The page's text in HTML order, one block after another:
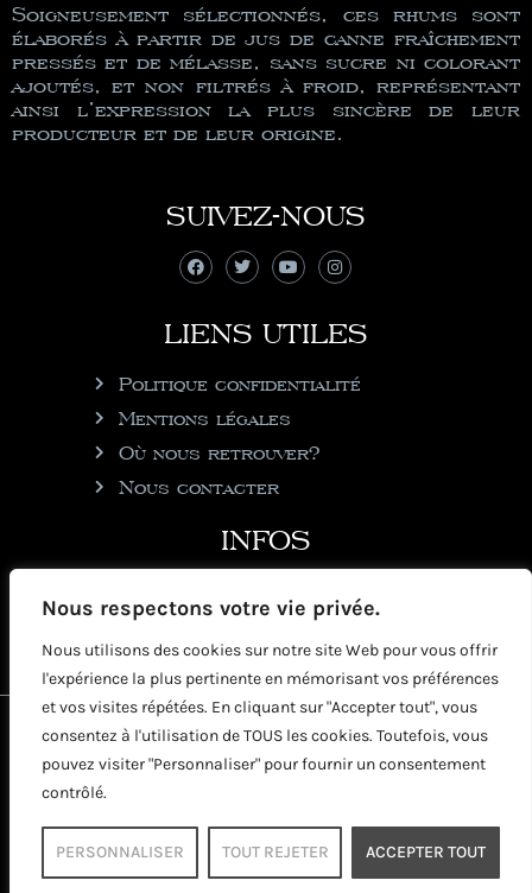
Nous respectons votre vie privée.
Nous utilisons des cookies sur notre site Web pour vous offrir
l'expérience la plus pertinente en mémorisant vos préférences
et vos visites répétées. En cliquant sur "Accepter tout", vous
consentez à l'utilisation de TOUS les cookies. Toutefois, vous
pouvez visiter "Personnaliser" pour fournir un consentement
contrôlé.
PERSONNALISER TOUT REJETER ACCEPTER TOUT
Soigneusement sélectionnés, ces rhums sont
élaborés à partir de jus de canne fraîchement
pressés et de mélasse, sans sucre ni colorant
ajoutés, et non filtrés à froid, représentant
ainsi l’expression la plus sincère de leur
producteur et de leur origine.
SUIVEZ-NOUS
LIENS UTILES
Politique confidentialité
Mentions légales
Où nous retrouver?
Nous contacter
INFOS
97150 Saint-Martin
2026 © Copyright Rhumgouverneur